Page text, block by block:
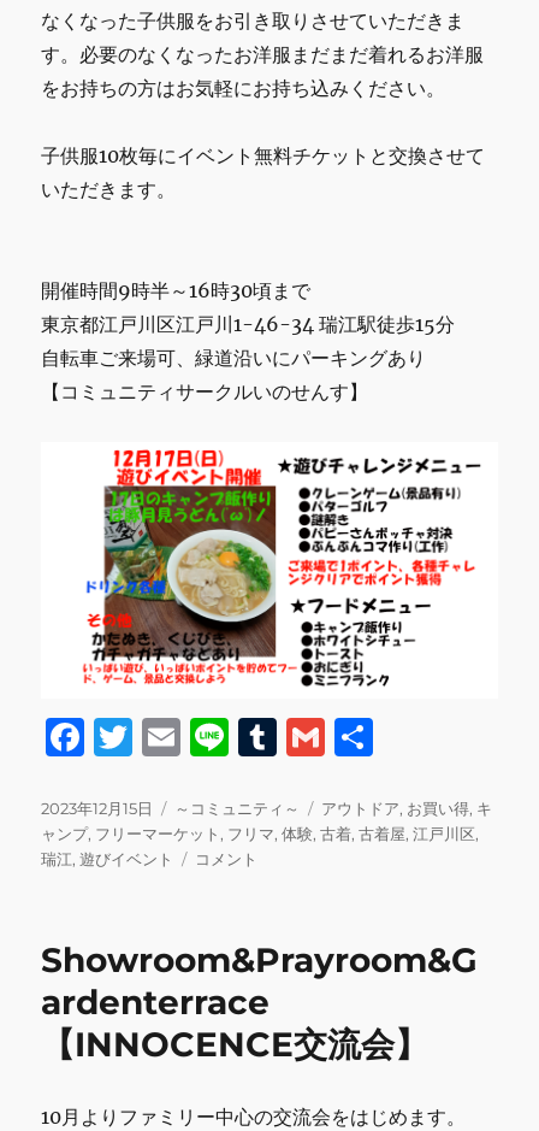
なくなった子供服をお引き取りさせていただきま
す。必要のなくなったお洋服まだまだ着れるお洋服
をお持ちの方はお気軽にお持ち込みください。
子供服10枚毎にイベント無料チケットと交換させて
いただきます。
開催時間9時半～16時30頃まで
東京都江戸川区江戸川1-46-34 瑞江駅徒歩15分
自転車ご来場可、緑道沿いにパーキングあり
【コミュニティサークルいのせんす】
F
c
e
o
k
T
it
te
E
ai
l
Li
e
T
m
bl
G
ai
l
投
稿
日:
2023年12月15日
カ
テ
ゴ
～コミュニティ～
タ
グ
アウトドア, お買い得, キ
ャンプ, フリーマーケット, フリマ,体験,古着,古着屋,江戸川区,
瑞江,遊びイベント
12
遊
イ
ベ
ン
フ
コメント
Showroom&Prayroom&G
ardenterrace
【INNOCENCE交流会】
10月よりファミリー中心の交流会をはじめます。